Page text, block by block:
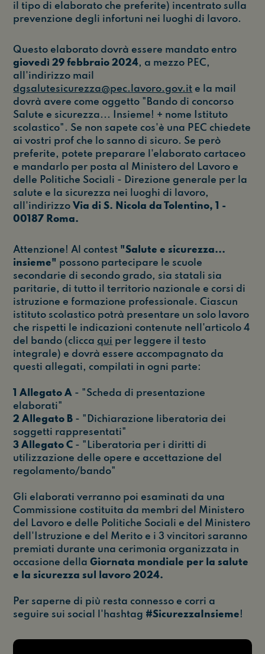
il tipo di elaborato che preferite) incentrato sulla
prevenzione degli infortuni nei luoghi di lavoro.
Questo elaborato dovrà essere mandato entro
giovedì 29 febbraio 2024, a mezzo PEC,
all'indirizzo mail
dgsalutesicurezza@pec.lavoro.gov.it e la mail
dovrà avere come oggetto "Bando di concorso
Salute e sicurezza... Insieme! + nome Istituto
scolastico". Se non sapete cos'è una PEC chiedete
ai vostri prof che lo sanno di sicuro. Se però
preferite, potete preparare l'elaborato cartaceo
e mandarlo per posta al Ministero del Lavoro e
delle Politiche Sociali - Direzione generale per la
salute e la sicurezza nei luoghi di lavoro,
all'indirizzo Via di S. Nicola da Tolentino, 1 -
00187 Roma.
Attenzione! Al contest "Salute e sicurezza...
insieme" possono partecipare le scuole
secondarie di secondo grado, sia statali sia
paritarie, di tutto il territorio nazionale e corsi di
istruzione e formazione professionale. Ciascun
istituto scolastico potrà presentare un solo lavoro
che rispetti le indicazioni contenute nell'articolo 4
del bando (clicca qui per leggere il testo
integrale) e dovrà essere accompagnato da
questi allegati, compilati in ogni parte:
1 Allegato A - "Scheda di presentazione
elaborati"
2 Allegato B - "Dichiarazione liberatoria dei
soggetti rappresentati"
3 Allegato C - "Liberatoria per i diritti di
utilizzazione delle opere e accettazione del
regolamento/bando"
Gli elaborati verranno poi esaminati da una
Commissione costituita da membri del Ministero
del Lavoro e delle Politiche Sociali e del Ministero
dell'Istruzione e del Merito e i 3 vincitori saranno
premiati durante una cerimonia organizzata in
occasione dellaGiornata mondiale per la salute
e la sicurezza sul lavoro 2024.
Per saperne di più resta connesso e corri a
seguire sui social l'hashtag #SicurezzaInsieme!